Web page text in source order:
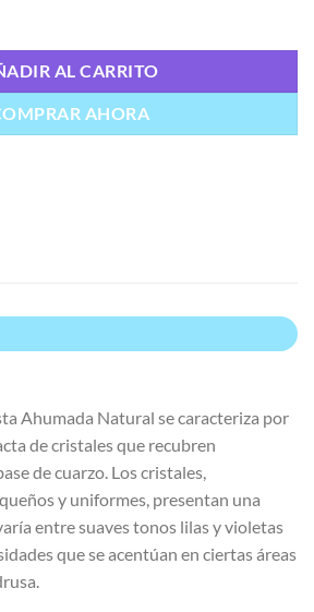
AL CARRITO
AHORA
Ahumada Natural se caracteriza por
de cristales que recubren
de cuarzo. Los cristales,
y uniformes, presentan una
entre suaves tonos lilas y violetas
que se acentúan en ciertas áreas